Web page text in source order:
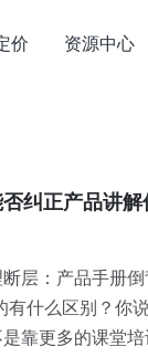
价 资源中心
纠正产品讲解
层：产品手册
什么区别？
是靠更多的课堂